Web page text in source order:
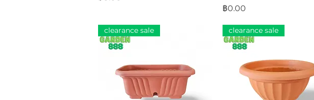
ราคา
฿0.00
clearance sale clearance sale